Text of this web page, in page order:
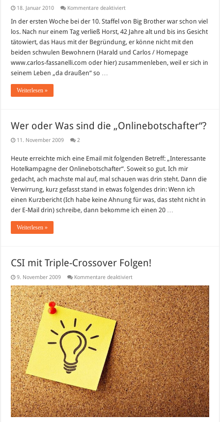
18. Januar 2010 Kommentare deaktiviertfür
Brother
Erste
Pöbeleien
–
Wer
heute
In der ersten Woche bei der 10. Staffel von Big Brother war schon viel
los. Nach nur einem Tag verließ Horst, 42 Jahre alt und bis ins Gesicht
tätowiert, das Haus mit der Begründung, er könne nicht mit den
beiden schwulen Bewohnern (Harald und Carlos / Homepage
www.carlos-fassanelli.com oder hier) zusammenleben, weil er sich in
seinem Leben „da draußen“ so …
Weiterlesen »
Wer oder Was sind die „Onlinebotschafter“?
11. November 2009 2
Heute erreichte mich eine Email mit folgenden Betreff: „Interessante
Hotelkampagne der Onlinebotschafter“. Soweit so gut. Ich mir
gedacht, ach machste mal auf, mal schauen was drin steht. Dann die
Verwirrung, kurz gefasst stand in etwas folgendes drin: Wenn ich
einen Kurzbericht (Ich habe keine Ahnung für was, das steht nicht in
der E-Mail drin) schreibe, dann bekomme ich einen 20 …
Weiterlesen »
CSI mit Triple-Crossover Folgen!
9. November 2009 Kommentare deaktiviertfür
mit
Triple-
Crossover
Folgen!